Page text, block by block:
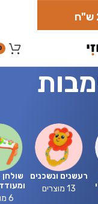
רעשנים ונשכנים
13 מוצרים
שולחן
6 מוצרים